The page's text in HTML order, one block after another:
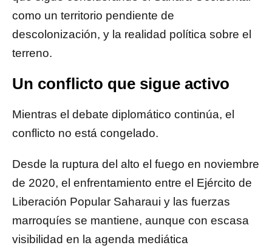
como un territorio pendiente de
descolonización, y la realidad política sobre el
terreno.
Un conflicto que sigue activo
Mientras el debate diplomático continúa, el
conflicto no está congelado.
Desde la ruptura del alto el fuego en noviembre
de 2020, el enfrentamiento entre el Ejército de
Liberación Popular Saharaui y las fuerzas
marroquíes se mantiene, aunque con escasa
visibilidad en la agenda mediática